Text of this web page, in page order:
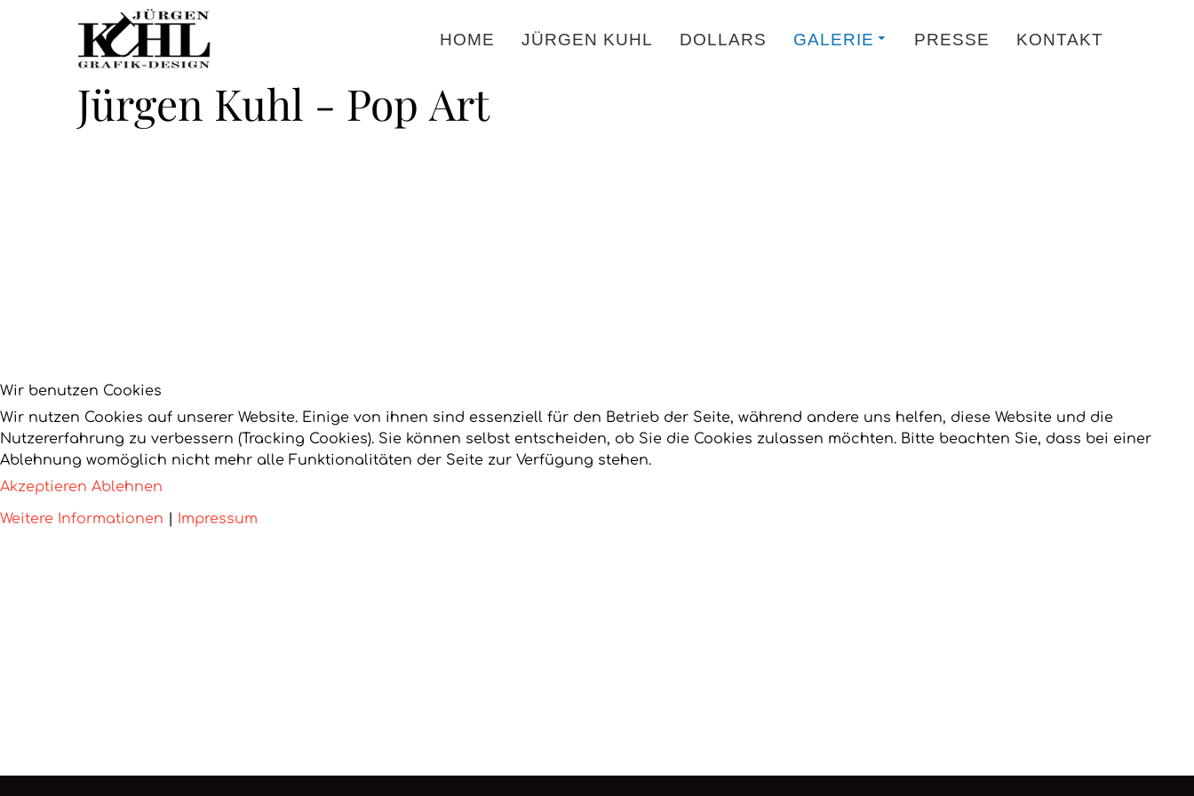
HOME JÜRGEN KUHL DOLLARS GALERIE PRESSE KONTAKT
Jürgen Kuhl - Pop Art
Wir benutzen Cookies
Wir nutzen Cookies auf unserer Website. Einige von ihnen sind essenziell für den Betrieb der Seite, während andere uns helfen, diese Website und die
Nutzererfahrung zu verbessern (Tracking Cookies). Sie können selbst entscheiden, ob Sie die Cookies zulassen möchten. Bitte beachten Sie, dass bei einer
Ablehnung womöglich nicht mehr alle Funktionalitäten der Seite zur Verfügung stehen.
Akzeptieren Ablehnen
Weitere Informationen
Impressum